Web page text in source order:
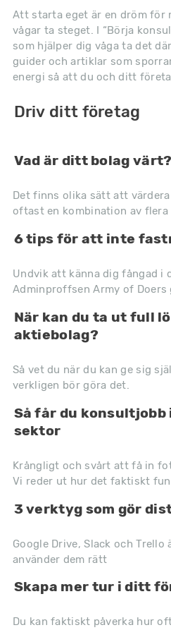
Att starta eget är en dröm för
vågar ta steget. I “Börja
som hjälper dig våga ta det
guider och artiklar som
energi så att du och ditt
Driv ditt företag
Vad är ditt bolag värt?
Det finns olika sätt att
oftast en kombination av flera
6 tips för att inte
Undvik att känna dig fångad i
Adminproffsen Army of Doers
När kan du ta ut full
aktiebolag?
Så vet du när du kan ge sig
verkligen bör göra det.
Så får du
sektor
Krångligt och svårt att få in
Vi reder ut hur det faktiskt
3 verktyg som gör
Google Drive, Slack och
använder dem rätt
Skapa mer tur i ditt
Du kan faktiskt påverka hur